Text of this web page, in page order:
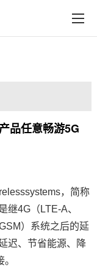
在线购买
品任意畅游5G
，简称
继4G（ LTE-A、
）系统之后的延
迟、节省能源、降